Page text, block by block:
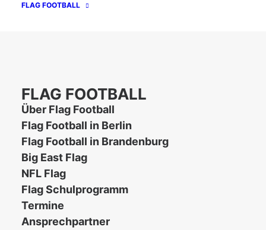
FLAG FOOTBALL
FLAG FOOTBALL
Über Flag Football
Flag Football in Berlin
Flag Football in Brandenburg
Big East Flag
NFL Flag
Flag Schulprogramm
Termine
Ansprechpartner